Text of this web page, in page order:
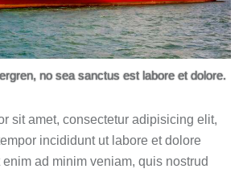
no sea sanctus est labore et dolore.
sit amet, consectetur adipisicing elit,
incididunt ut labore et dolore
ad minim veniam, quis nostrud